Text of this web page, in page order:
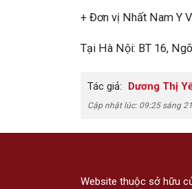
+ Đơn vị Nhất Nam Y
Tại Hà Nội: BT 16,
Tác giả: Dương Thị
Cập nhật lúc: 09:25 sáng
Website thuộc sở hữu